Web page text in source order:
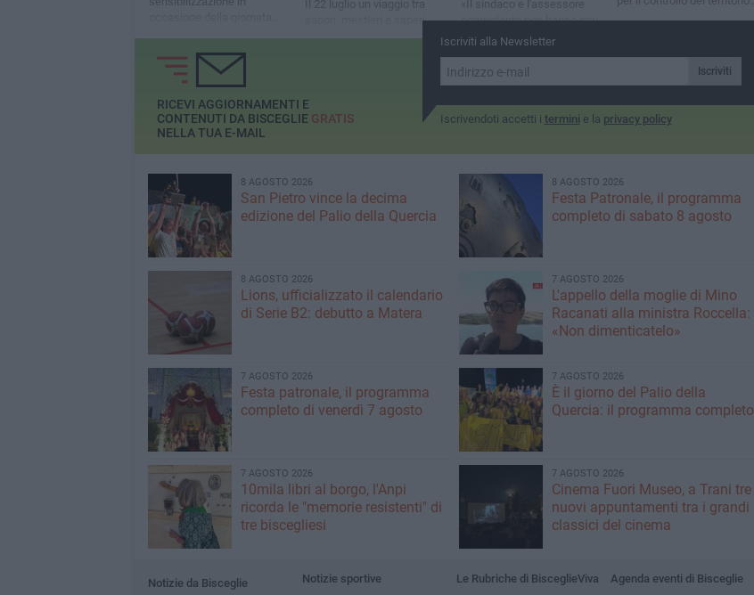
dell'annegamento
Il 22 luglio un viaggio tra
sapori, mestieri e saperi
locali con laboratori,
«Il sindaco e l'assessore
competente non hanno mai
risposto. Ora servono
pensionamenti, assunzioni
e uffici in sofferenza»
Iscriviti alla Newsletter
Iscriviti
Iscrivendoti accetti i termini e la privacy policy
RICEVI AGGIORNAMENTI E
CONTENUTI DA BISCEGLIE GRATIS
NELLA TUA E-MAIL
8 AGOSTO 2026
San Pietro vince la decima
edizione del Palio della Quercia
8 AGOSTO 2026
Festa Patronale, il programma
completo di sabato 8 agosto
8 AGOSTO 2026
Lions, ufficializzato il calendario
di Serie B2: debutto a Matera
7 AGOSTO 2026
L'appello della moglie di Mino
Racanati alla ministra Roccella:
«Non dimenticatelo»
7 AGOSTO 2026
Festa patronale, il programma
completo di venerdì 7 agosto
7 AGOSTO 2026
È il giorno del Palio della
Quercia: il programma completo
7 AGOSTO 2026
10mila libri al borgo, l'Anpi
ricorda le "memorie resistenti" di
tre biscegliesi
7 AGOSTO 2026
Cinema Fuori Museo, a Trani tre
nuovi appuntamenti tra i grandi
classici del cinema
Notizie da Bisceglie
Notizie sportive
Le Rubriche di BisceglieViva
Agenda eventi di Bisceglie